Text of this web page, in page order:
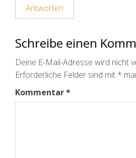
Antworten
Schreibe einen
Deine E-Mail-Adresse wird nicht
Erforderliche Felder sind mit *
Kommentar*